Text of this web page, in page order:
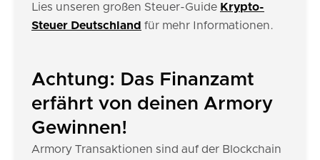
Lies unseren großen Steuer-Guide Krypto-
Steuer Deutschland für mehr Informationen.
Achtung: Das Finanzamt
erfährt von deinen Armory
Gewinnen!
Armory Transaktionen sind auf der Blockchain